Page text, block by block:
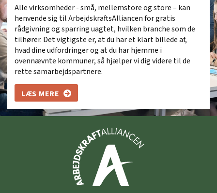
Alle virksomheder - små, mellemstore og store – kan
henvende sig til ArbejdskraftsAlliancen for gratis
rådgivning og sparring uagtet, hvilken branche som de
tilhører. Det vigtigste er, at du har et klart billede af,
hvad dine udfordringer og at du har hjemme i
ovennævnte kommuner, så hjælper vi dig videre til de
rette samarbejdspartnere.
LÆS MERE